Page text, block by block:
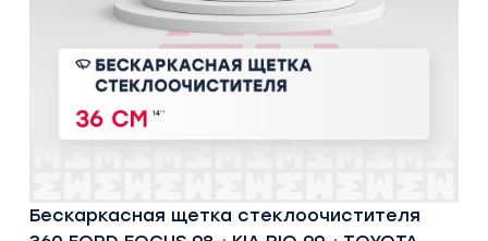
Бескаркасная щетка стеклоочистителя